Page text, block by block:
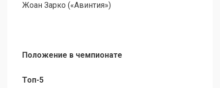
Жоан Зарко («Авинтия»)
Положение в чемпионате
Топ-5